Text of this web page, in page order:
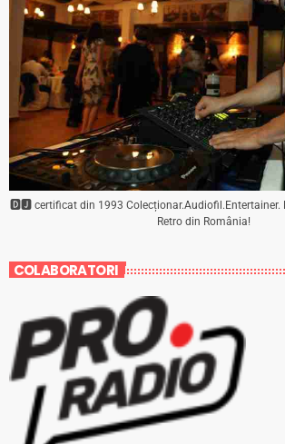
🅳🅹 certificat din 1993 Colecționar.Audiofil.Entertainer.
Retro din România!
COLABORATORI